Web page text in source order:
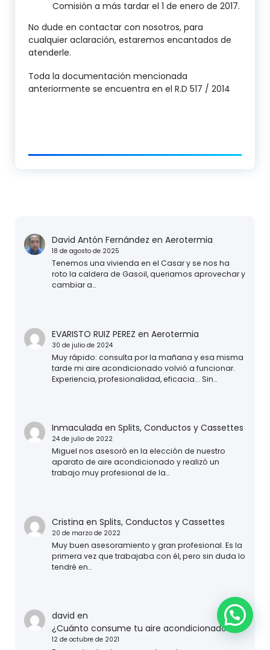
Comisión a más tardar el 1 de enero de 2017.
No dude en contactar con nosotros, para
cualquier aclaración, estaremos encantados de
atenderle.
Toda la documentación mencionada
anteriormente se encuentra en el R.D 517 / 2014
David Antón Fernández en Aerotermia
18 de agosto de 2025
Tenemos una vivienda en el Casar y se nos ha
roto la caldera de Gasoil, queriamos aprovechar y
cambiar a…
EVARISTO RUIZ PEREZ en Aerotermia
30 de julio de 2024
Muy rápido: consulta por la mañana y esa misma
tarde mi aire acondicionado volvió a funcionar.
Experiencia, profesionalidad, eficacia... Sin…
Inmaculada en Splits, Conductos y Cassettes
24 de julio de 2022
Miguel nos asesoró en la elección de nuestro
aparato de aire acondicionado y realizó un
trabajo muy profesional de la…
Cristina en Splits, Conductos y Cassettes
20 de marzo de 2022
Muy buen asesoramiento y gran profesional. Es la
primera vez que trabajaba con él, pero sin duda lo
tendré en…
david en
¿Cuánto consume tu aire acondicionado?
12 de octubre de 2021